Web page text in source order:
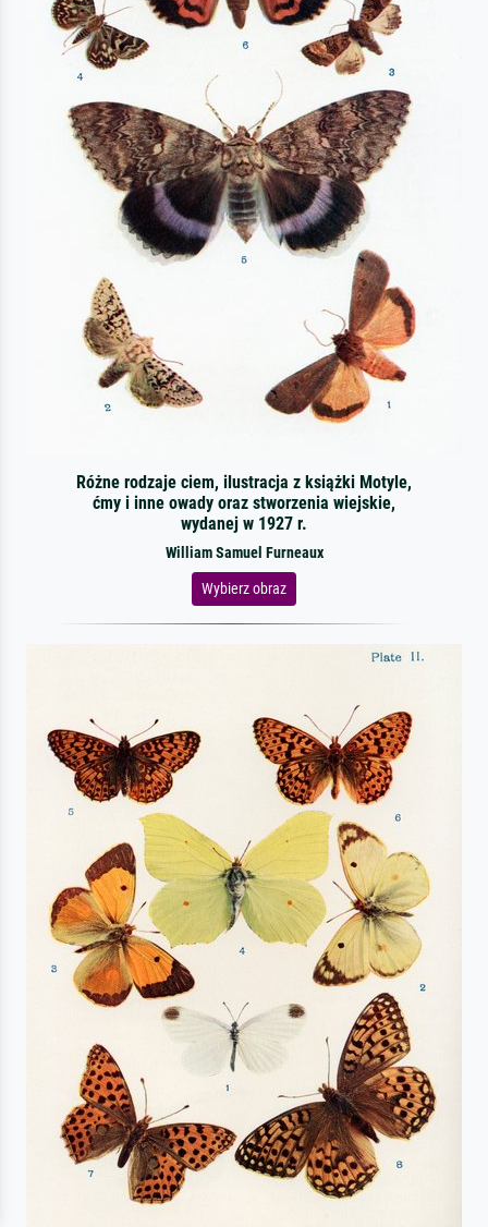
Różne rodzaje ciem, ilustracja z książki Motyle,
ćmy i inne owady oraz stworzenia wiejskie,
wydanej w 1927 r.
William Samuel Furneaux
Wybierz obraz